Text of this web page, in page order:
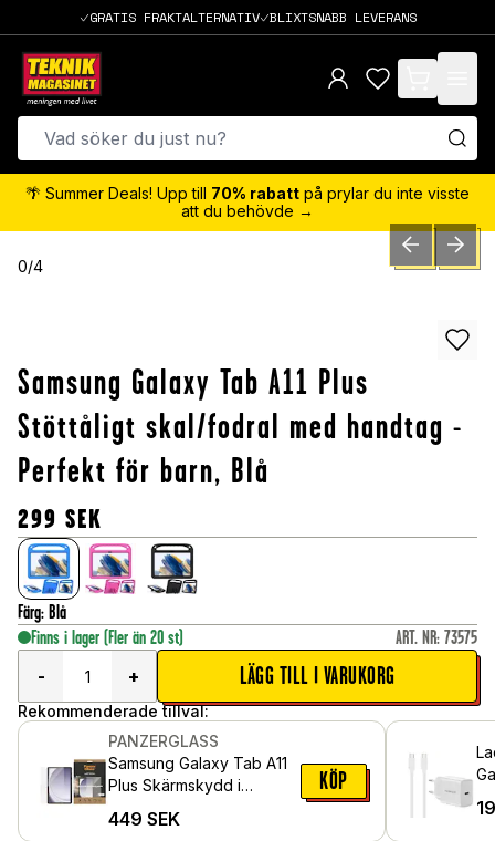
GRATIS FRAKTALTERNATIV BLIXTSNABB LEVERANS
items in cart,
🌴 Summer Deals! Upp till 70% rabatt på prylar du inte visste
att du behövde →
0/4 PREVIOUSNEXT
Samsung Galaxy Tab A11 Plus
Stöttåligt skal/fodral med handtag -
Perfekt för barn, Blå
299 SEK
Färg: Blå
Finns i lager (Fler än 20 st) ART. NR: 73575
-
+ LÄGG TILL I VARUKORG
Rekommenderade tillval:
PANZERGLASS
Samsung Galaxy Tab A11
Plus Skärmskydd i
Ultra Wide Fit
449 SEK
KÖP